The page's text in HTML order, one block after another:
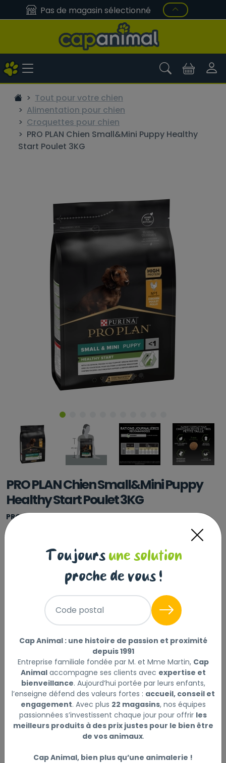
Pas de magasin sélectionné
Tout pour votre chien
Alimentation pour chien
Croquettes pour chien
PRO PLAN Chien Small&Mini Puppy Healthy
Start Poulet 3KG
PRO PLAN Chien Small&Mini Puppy
Healthy Start Poulet 3KG
PRO PLAN
PRO PLAN Chien Small&Mini Puppy Healthy Start
Choisir mon magasin Sélectionner
Livraison à domicile (offerte dès
Ce produit n'est disponible qu'en Click & Collect.
Veuillez sélectionner un magasin.
DescriptionLaisser un avis
Aliment complet pour chiots de petite et très petite
taille. Enrichi en colostrum pour aider à renforcer la
Toujours une solution
proche de vous !
Code postal
Cap Animal : une histoire de passion et proximité
depuis 1991
Entreprise familiale fondée par M. et Mme Martin, Cap
Animalaccompagne ses clients avec expertise et
bienveillance. Aujourd’hui portée par leurs enfants,
l’enseigne défend des valeurs fortes : accueil, conseil et
engagement. Avec plus 22 magasins, nos équipes
passionnées s’investissent chaque jour pour offrir les
meilleurs produits à des prix justes pour le bien être
de vos animaux.
Cap Animal, bien plus qu’une animalerie !